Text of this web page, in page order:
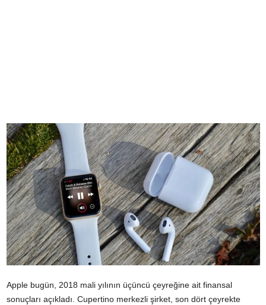
Apple bugün, 2018 mali yılının üçüncü çeyreğine ait finansal
sonuçları açıkladı. Cupertino merkezli şirket, son dört çeyrekte